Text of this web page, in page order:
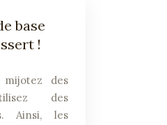
base
!
mijotez des
des
Ainsi, les